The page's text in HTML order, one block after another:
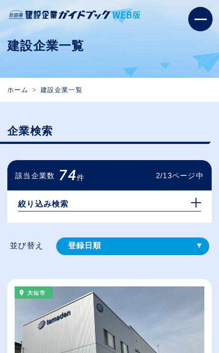
建設企業一覧
ホーム 建設企業一覧
企業検索
該当企業数 74件 2/13ページ中
絞り込み検索
並び替え 登録⽇順
（⾼卒の給与を基準）
従業員が多い順
休日数が多い順
大仙市